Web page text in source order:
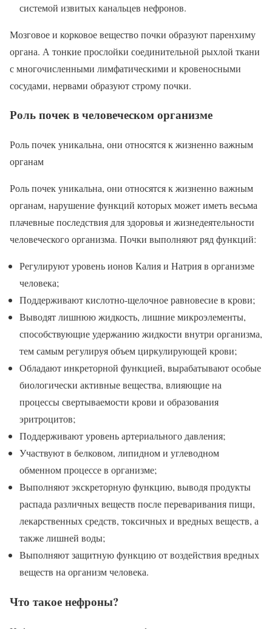
системой извитых канальцев нефронов.
Мозговое и корковое вещество почки образуют паренхиму
органа. А тонкие прослойки соединительной рыхлой ткани
с многочисленными лимфатическими и кровеносными
сосудами, нервами образуют строму почки.
Роль почек в человеческом организме
Роль почек уникальна, они относятся к жизненно важным
органам
Роль почек уникальна, они относятся к жизненно важным
органам, нарушение функций которых может иметь весьма
плачевные последствия для здоровья и жизнедеятельности
человеческого организма. Почки выполняют ряд функций:
Регулируют уровень ионов Калия и Натрия в организме
человека;
Поддерживают кислотно-щелочное равновесие в крови;
Выводят лишнюю жидкость, лишние микроэлементы,
способствующие удержанию жидкости внутри организма,
тем самым регулируя объем циркулирующей крови;
Обладают инкреторной функцией, вырабатывают особые
биологически активные вещества, влияющие на
процессы свертываемости крови и образования
эритроцитов;
Поддерживают уровень артериального давления;
Участвуют в белковом, липидном и углеводном
обменном процессе в организме;
Выполняют экскреторную функцию, выводя продукты
распада различных веществ после переваривания пищи,
лекарственных средств, токсичных и вредных веществ, а
также лишней воды;
Выполняют защитную функцию от воздействия вредных
веществ на организм человека.
Что такое нефроны?